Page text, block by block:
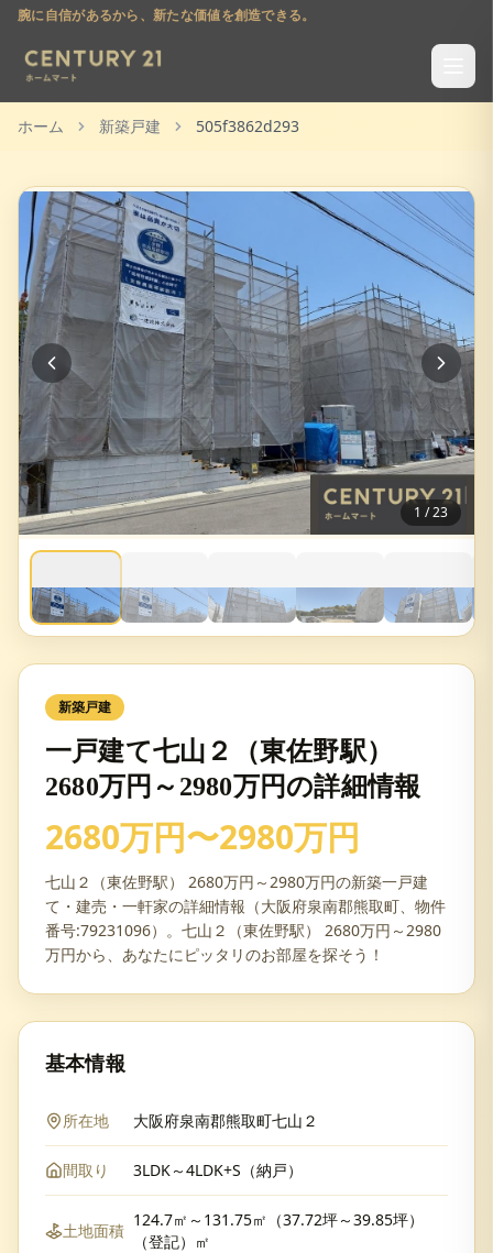
腕に自信があるから、新たな価値を創造できる。
ホーム 新築戸建 505f3862d293
1 /23
新築戸建
一戸建て七山２（東佐野駅）
2680万円～2980万円の詳細情報
2680万円〜2980万円
七山２（東佐野駅） 2680万円～2980万円の新築一戸建
て・建売・一軒家の詳細情報（大阪府泉南郡熊取町、物件
番号:79231096）。七山２（東佐野駅） 2680万円～2980
万円から、あなたにピッタリのお部屋を探そう！
基本情報
所在地 大阪府泉南郡熊取町七山２
間取り 3LDK～4LDK+S（納戸）
土地面積
124.7㎡～131.75㎡（37.72坪～39.85坪）
（登記）㎡